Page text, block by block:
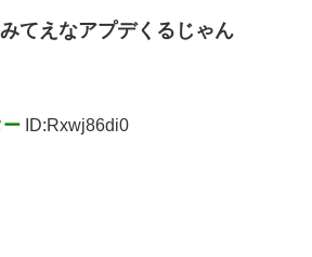
てえなアプデくるじゃん
ー ID:Rxwj86di0